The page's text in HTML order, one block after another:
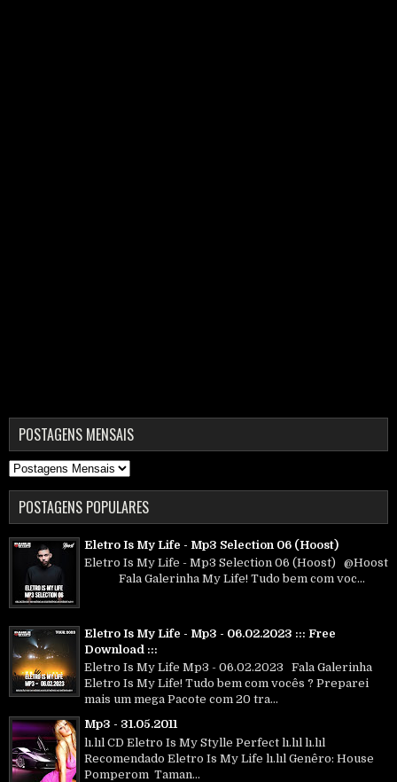
POSTAGENS MENSAIS
POSTAGENS POPULARES
Eletro Is My Life - Mp3 Selection 06 (Hoost)
Eletro Is My Life - Mp3 Selection 06 (Hoost) @Hoost
Fala Galerinha My Life! Tudo bem com voc...
Eletro Is My Life - Mp3 - 06.02.2023 ::: Free
Download :::
Eletro Is My Life Mp3 - 06.02.2023 Fala Galerinha
Eletro Is My Life! Tudo bem com vocês ? Preparei
mais um mega Pacote com 20 tra...
Mp3 - 31.05.2011
lı.lıl CD Eletro Is My Stylle Perfect lı.lıl lı.lıl
Recomendado Eletro Is My Life lı.lıl Genêro: House
Pomperom Taman...